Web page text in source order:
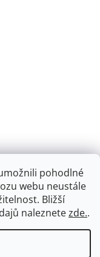
pohodlné
webu neustále
Bližší
naleznetezde..